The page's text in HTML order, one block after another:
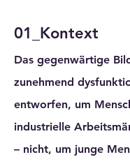
01_Kontext
Das gegenwärtige
zunehmend
entworfen, um
industrielle
– nicht, um junge